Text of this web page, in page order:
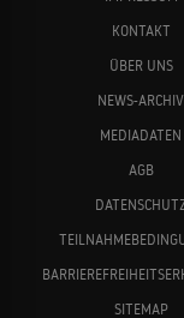
KONTAKT
ÜBER UNS
NEWS-ARCHIV
MEDIADATEN
AGB
SITEMAP